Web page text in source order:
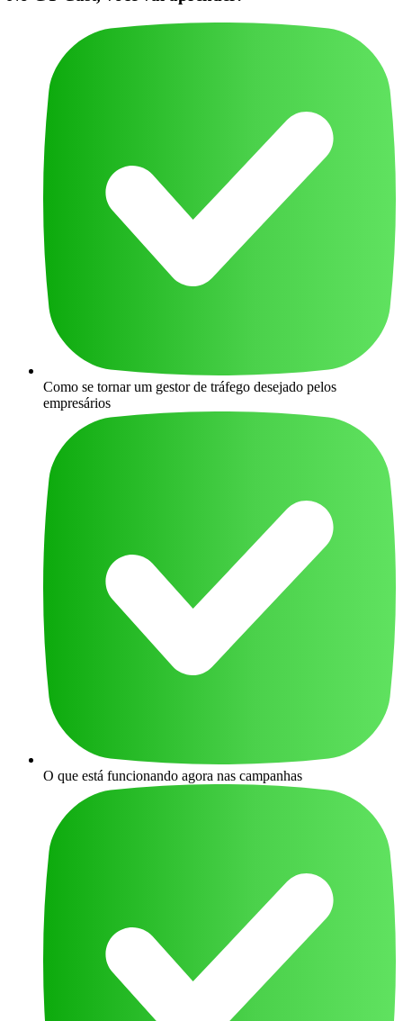
Como se tornar um gestor de tráfego desejado pelos
empresários
O que está funcionando agora nas campanhas